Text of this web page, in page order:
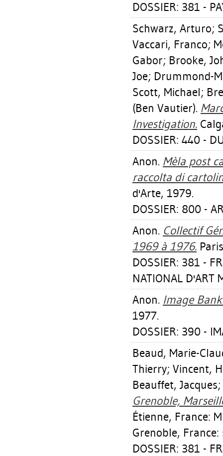
DOSSIER: 381 -
Schwarz, Arturo;
Vaccari, Franco;
Gabor; Brooke,
Joe; Drummond-
Scott, Michael;
(Ben Vautier).
Investigation.
DOSSIER: 440 -
Anon. Mèla post
raccolta di
d'Arte, 1979.
DOSSIER: 800 -
Anon. Collectif
1969 à 1976.
DOSSIER: 381 -
NATIONAL D'ART
Anon. Image
1977.
DOSSIER: 390 -
Beaud, Marie-
Thierry; Vincent,
Beauffet, Jacques;
Grenoble,
Étienne, France:
Grenoble, France:
DOSSIER: 381 -